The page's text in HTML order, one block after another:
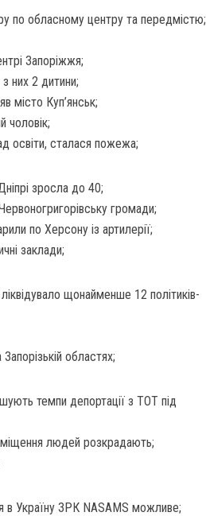
по обласному центру та передмістю;
Запоріжжя;
них 2 дитини;
місто Куп’янськ;
чоловік;
освіти, сталася пожежа;
зросла до 40;
громади;
по Херсону із артилерії;
заклади;
щонайменше 12 політиків-
областях;
темпи депортації з ТОТ під
людей розкрадають;
в Україну ЗРК NASAMS можливе;